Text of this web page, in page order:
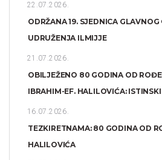
22.07.2026.
ODRŽANA 19. SJEDNICA
UDRUŽENJA ILMIJJE
21.07.2026.
OBILJEŽENO 80 GODINA OD
IBRAHIM-EF. HALILOVIĆA: ISTINSKI
16.07.2026.
TEZKIRETNAMA: 80 GODINA OD
HALILOVIĆA